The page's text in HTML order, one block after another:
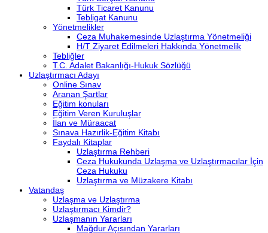
Türk Ticaret Kanunu
Tebligat Kanunu
Yönetmelikler
Ceza Muhakemesinde Uzlaştırma Yönetmeliği
H/T Ziyaret Edilmeleri Hakkında Yönetmelik
Tebliğler
T.C. Adalet Bakanlığı-Hukuk Sözlüğü
Uzlaştırmacı Adayı
Online Sınav
Aranan Şartlar
Eğitim konuları
Eğitim Veren Kuruluşlar
İlan ve Müraacat
Sınava Hazırlik-Eğitim Kitabı
Faydalı Kitaplar
Uzlaştırma Rehberi
Ceza Hukukunda Uzlaşma ve Uzlaştırmacılar İçin
Ceza Hukuku
Uzlaştırma ve Müzakere Kitabı
Vatandaş
Uzlaşma ve Uzlaştırma
Uzlaştırmacı Kimdir?
Uzlaşmanın Yararları
Mağdur Açısından Yararları